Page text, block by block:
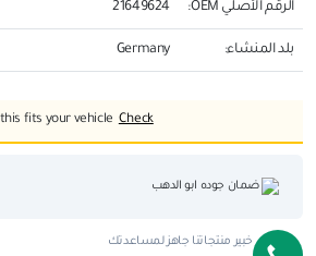
الرقم الأصلي OEM: 21649624
بلد المنشاء: Germany
Check
if this fits your vehicle.
ضمان جوده ابو الدهب
خبير منتجاتنا جاهز لمساعدتك